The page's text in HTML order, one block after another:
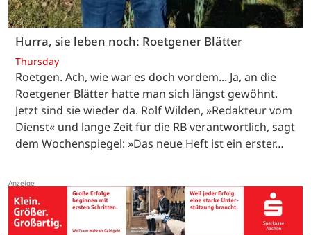
Hurra, sie leben noch: Roetgener Blätter
Thursday
Roetgen. Ach, wie war es doch vordem... Ja, an die
Roetgener Blätter hatte man sich längst gewöhnt.
Jetzt sind sie wieder da. Rolf Wilden, »Redakteur vom
Dienst« und lange Zeit für die RB verantwortlich, sagt
dem Wochenspiegel: »Das neue Heft ist ein erster…